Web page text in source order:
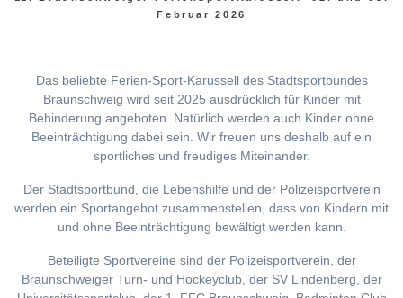
Februar 2026
Das beliebte Ferien-Sport-Karussell des Stadtsportbundes
Braunschweig wird seit 2025 ausdrücklich für Kinder mit
Behinderung angeboten. Natürlich werden auch Kinder ohne
Beeinträchtigung dabei sein. Wir freuen uns deshalb auf ein
sportliches und freudiges Miteinander.
Der Stadtsportbund, die Lebenshilfe und der Polizeisportverein
werden ein Sportangebot zusammenstellen, dass von Kindern mit
und ohne Beeinträchtigung bewältigt werden kann.
Beteiligte Sportvereine sind der Polizeisportverein, der
Braunschweiger Turn- und Hockeyclub, der SV Lindenberg, der